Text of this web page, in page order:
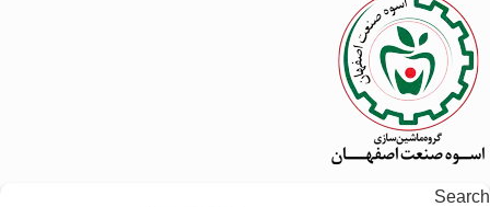
Search